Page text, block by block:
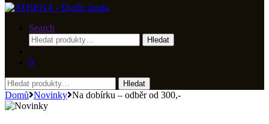
Search
Hledat:
Hledat
0
Hledat:
Hledat
Domů Novinky Na dobírku – odběr od 300,-